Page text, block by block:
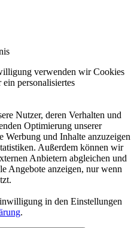
verwenden wir Cookies
personalisiertes
Nutzer, deren Verhalten und
Optimierung unserer
Werbung und Inhalte anzuzeigen
Außerdem können wir
Anbietern abgleichen und
Angebote anzeigen, nur wenn
in den Einstellungen
.